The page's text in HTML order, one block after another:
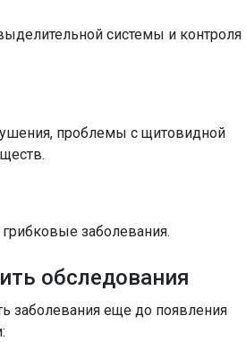
системы и контроля
проблемы с щитовидной
заболевания.
обследования
заболевания еще до появления